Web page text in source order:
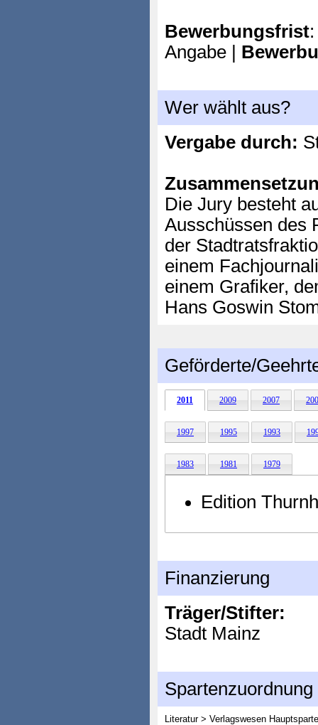
Bewerbungsfrist
Angabe |
Wer wählt aus?
Vergabe durch:
Die Jury besteht
Ausschüssen des
der
einem
einem Grafiker,
Hans Goswin
Geförderte/
2011 2009 2007
1997 1995 1993
1983 1981 1979
Edition
Finanzierung
Träger/Stifter:
Stadt Mainz
Spartenzuordnung
Literatur > Verlagswesen Hauptsparte